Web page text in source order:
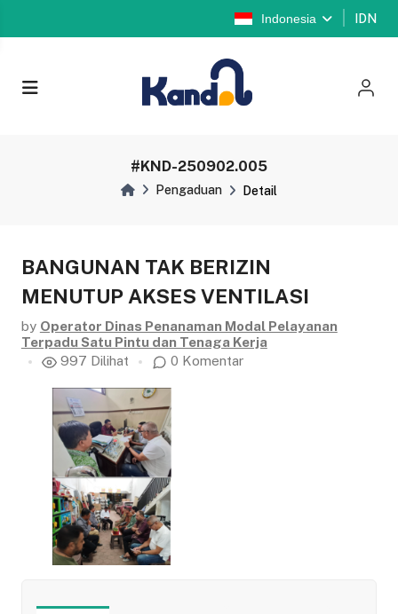
Indonesia IDN
#KND-250902.005
Pengaduan Detail
BANGUNAN TAK BERIZIN
MENUTUP AKSES VENTILASI
by Operator Dinas Penanaman Modal Pelayanan
Terpadu Satu Pintu dan Tenaga Kerja
997 Dilihat
0 Komentar